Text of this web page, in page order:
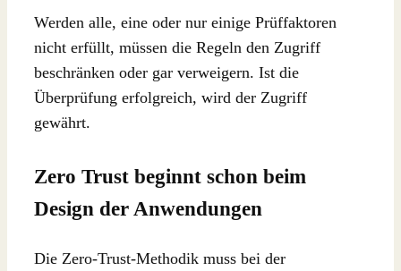
Werden alle, eine oder nur einige Prüffaktoren
nicht erfüllt, müssen die Regeln den Zugriff
beschränken oder gar verweigern. Ist die
Überprüfung erfolgreich, wird der Zugriff
gewährt.
Zero Trust beginnt schon beim
Design der Anwendungen
Die Zero-Trust-Methodik muss bei der